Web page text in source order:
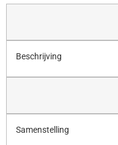
Beschrijving
Samenstelling